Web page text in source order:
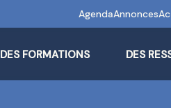
AgendaAnnonces
DES FORMATIONS DES